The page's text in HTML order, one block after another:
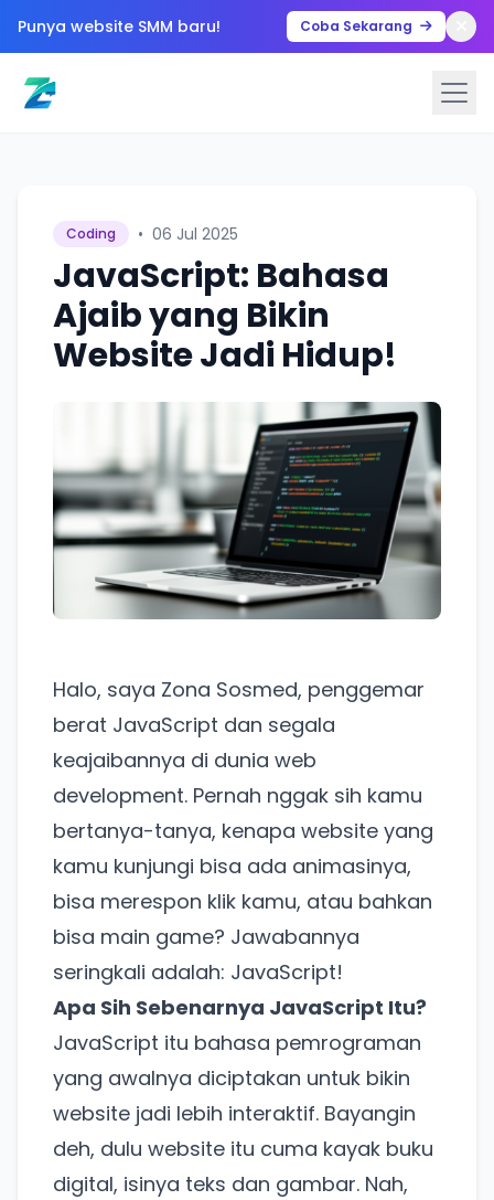
Punya website SMM baru! Coba Sekarang
Coding • 06 Jul 2025
JavaScript: Bahasa
Ajaib yang Bikin
Website Jadi Hidup!
Halo, saya Zona Sosmed, penggemar
berat JavaScript dan segala
keajaibannya di dunia web
development. Pernah nggak sih kamu
bertanya-tanya, kenapa website yang
kamu kunjungi bisa ada animasinya,
bisa merespon klik kamu, atau bahkan
bisa main game? Jawabannya
seringkali adalah: JavaScript!
Apa Sih Sebenarnya JavaScript Itu?
JavaScript itu bahasa pemrograman
yang awalnya diciptakan untuk bikin
website jadi lebih interaktif. Bayangin
deh, dulu website itu cuma kayak buku
digital, isinya teks dan gambar. Nah,